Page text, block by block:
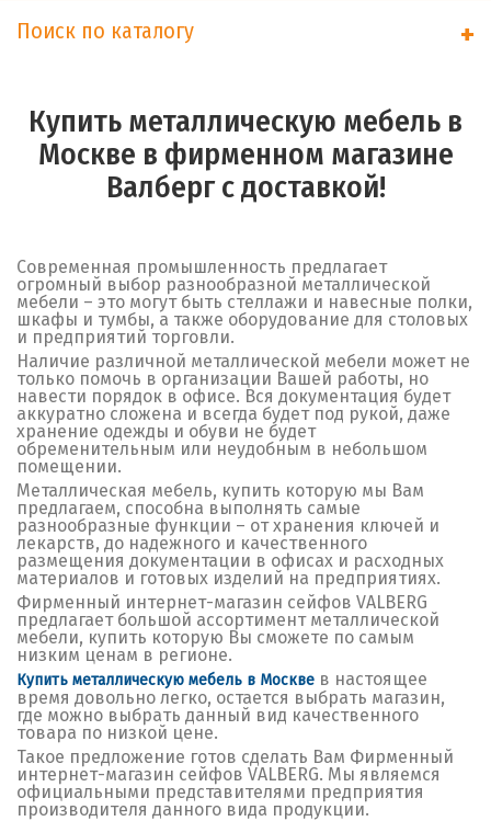
Поиск по каталогу
+
Купить металлическую мебель в
Москве в фирменном магазине
Валберг с доставкой!
Современная промышленность предлагает
огромный выбор разнообразной металлической
мебели – это могут быть стеллажи и навесные полки,
шкафы и тумбы, а также оборудование для столовых
и предприятий торговли.
Наличие различной металлической мебели может не
только помочь в организации Вашей работы, но
навести порядок в офисе. Вся документация будет
аккуратно сложена и всегда будет под рукой, даже
хранение одежды и обуви не будет
обременительным или неудобным в небольшом
помещении.
Металлическая мебель, купить которую мы Вам
предлагаем, способна выполнять самые
разнообразные функции – от хранения ключей и
лекарств, до надежного и качественного
размещения документации в офисах и расходных
материалов и готовых изделий на предприятиях.
Фирменный интернет-магазин сейфов VALBERG
предлагает большой ассортимент металлической
мебели, купить которую Вы сможете по самым
низким ценам в регионе.
Купить металлическую мебель в Москве в настоящее
время довольно легко, остается выбрать магазин,
где можно выбрать данный вид качественного
товара по низкой цене.
Такое предложение готов сделать Вам Фирменный
интернет-магазин сейфов VALBERG. Мы являемся
официальными представителями предприятия
производителя данного вида продукции.